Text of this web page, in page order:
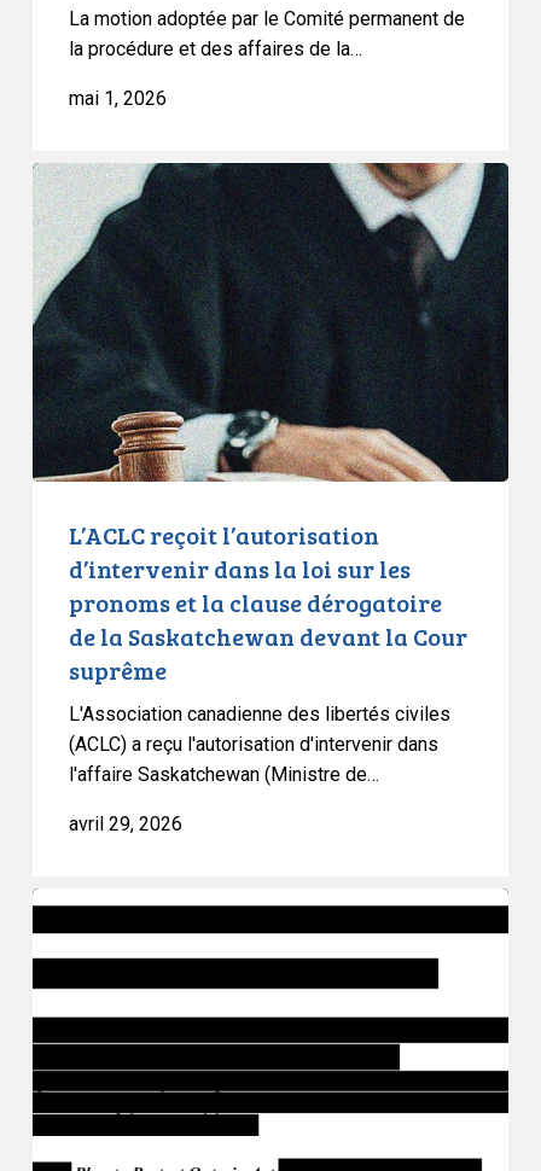
démocratique
La motion adoptée par le Comité permanent de
la procédure et des affaires de la…
mai 1, 2026
L’ACLC
reçoit
l’autorisation
d’intervenir
dans
la
loi
sur
les
pronoms
dérogatoire
Saskatchewan
devant
L’ACLC reçoit l’autorisation
d’intervenir dans la loi sur les
pronoms et la clause dérogatoire
de la Saskatchewan devant la Cour
suprême
L'Association canadienne des libertés civiles
(ACLC) a reçu l'autorisation d'intervenir dans
l'affaire Saskatchewan (Ministre de…
avril 29, 2026
L’Ontario
fait
passer
le
loi
97